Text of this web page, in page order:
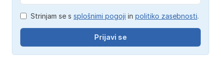
Strinjam se s splošnimi pogoji in politiko zasebnosti.
Prijavi se